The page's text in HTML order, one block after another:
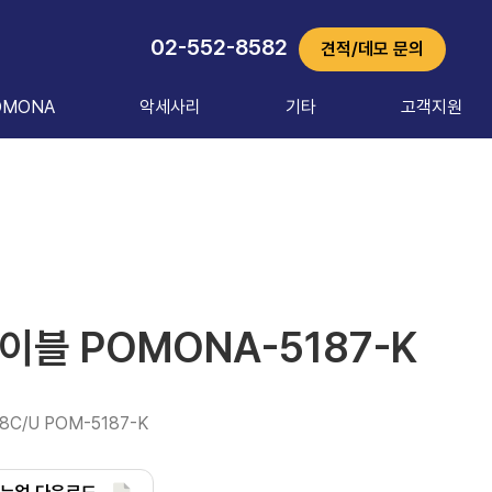
02-552-8582 견적/데모 문의
악세사리 기타 고객지원
블 POMONA-5187-K